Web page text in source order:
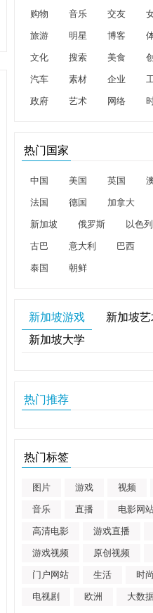
购物 音乐 交友
旅游 明星 博客
文化 搜索 美食
汽车 素材 企业
政府 艺术 网络
热门国家
中国 美国 英国
法国 德国 加拿大
新加坡 俄罗斯 以色列
古巴 意大利 巴西
泰国 朝鲜
新加坡游戏
新加坡艺
新加坡大学
热门推荐
热门标签
图片 游戏 视频
音乐 直播 电影网
高清电影 游戏直播
游戏视频 原创视频
门户网站 生活 时尚
电视剧 欧洲 大数